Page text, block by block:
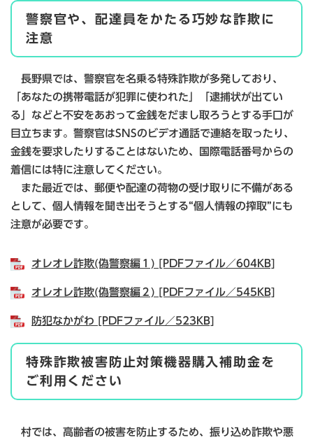
警察官や、配達員をかたる巧妙な詐欺に
注意
長野県では、警察官を名乗る特殊詐欺が多発しており、
「あなたの携帯電話が犯罪に使われた」「逮捕状が出てい
る」などと不安をあおって金銭をだまし取ろうとする手口が
目立ちます。警察官はSNSのビデオ通話で連絡を取ったり、
金銭を要求したりすることはないため、国際電話番号からの
着信には特に注意してください。
また最近では、郵便や配達の荷物の受け取りに不備がある
として、個人情報を聞き出そうとする“個人情報の搾取”にも
注意が必要です。
オレオレ詐欺(偽警察編１) [PDFファイル／604KB]
オレオレ詐欺(偽警察編２) [PDFファイル／545KB]
防犯なかがわ [PDFファイル／523KB]
特殊詐欺被害防止対策機器購入補助金を
ご利用ください
村では、高齢者の被害を防止するため、振り込め詐欺や悪